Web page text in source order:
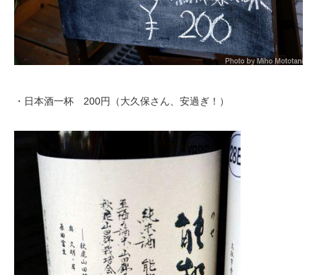
・日本酒一杯 200円（大久保さん、安過ぎ！）